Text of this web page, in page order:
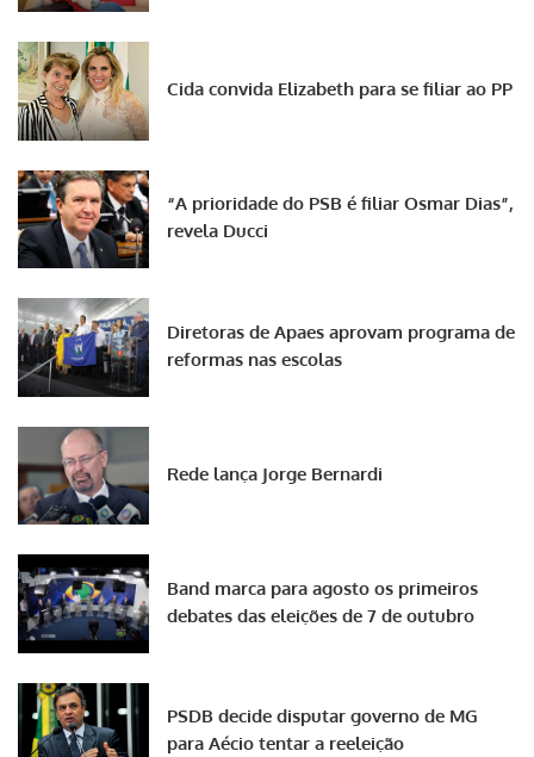
Cida convida Elizabeth para se filiar ao PP
“A prioridade do PSB é filiar Osmar Dias”,
revela Ducci
Diretoras de Apaes aprovam programa de
reformas nas escolas
Rede lança Jorge Bernardi
Band marca para agosto os primeiros
debates das eleições de 7 de outubro
PSDB decide disputar governo de MG
para Aécio tentar a reeleição